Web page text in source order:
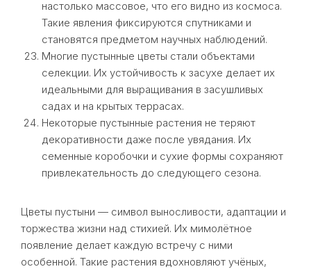
настолько массовое, что его видно из космоса.
Такие явления фиксируются спутниками и
становятся предметом научных наблюдений.
Многие пустынные цветы стали объектами
селекции. Их устойчивость к засухе делает их
идеальными для выращивания в засушливых
садах и на крытых террасах.
Некоторые пустынные растения не теряют
декоративности даже после увядания. Их
семенные коробочки и сухие формы сохраняют
привлекательность до следующего сезона.
Цветы пустыни — символ выносливости, адаптации и
торжества жизни над стихией. Их мимолётное
появление делает каждую встречу с ними
особенной. Такие растения вдохновляют учёных,